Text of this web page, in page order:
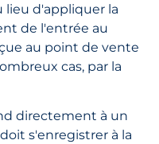
lieu d'appliquer la
de l'entrée au
au point de vente
cas, par la
directement à un
s'enregistrer à la